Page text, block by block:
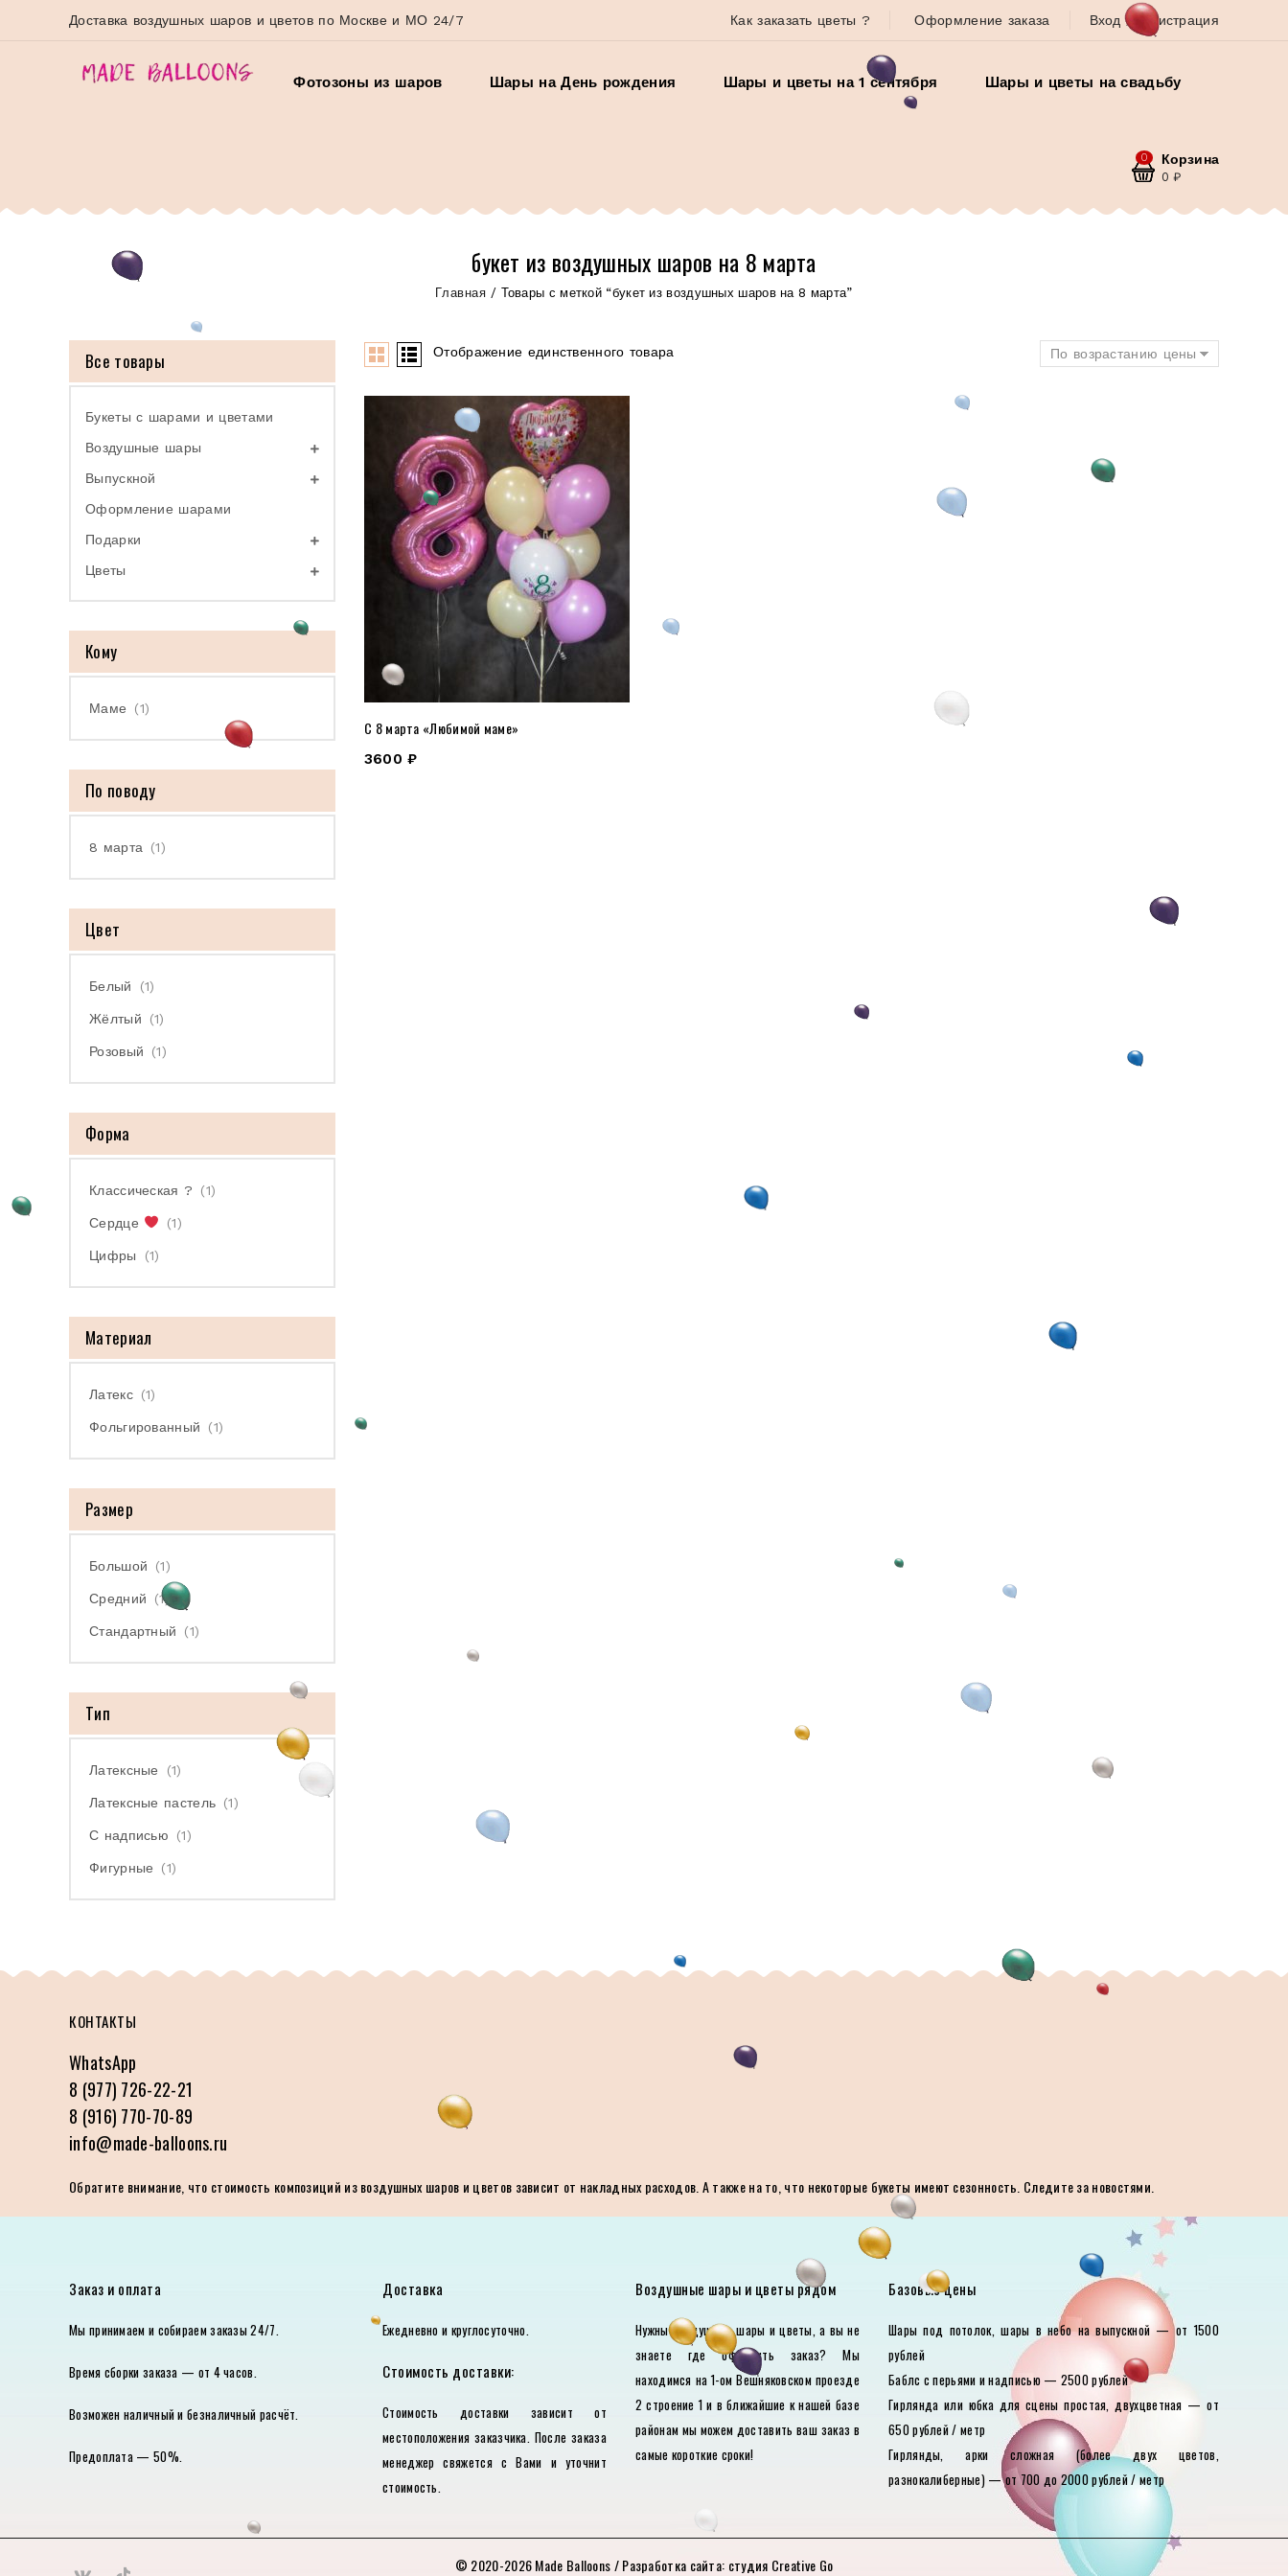
Доставка воздушных шаров и цветов по Москве и МО 24/7 Как заказать цветы ? Оформление заказа Вход / Регистрация
Фотозоны из шаров Шары на День рождения Шары и цветы на 1 сентября Шары и цветы на свадьбу
Корзина
0
0₽
букет из воздушных шаров на 8 марта
Главная / Товары с меткой “букет из воздушных шаров на 8 марта”
Отображение единственного товара По возрастанию цены
С 8 марта «Любимой маме»
3600 ₽
Все товары
Букеты с шарами и цветами
Воздушные шары
Выпускной
Оформление шарами
Подарки
Цветы
Кому
Маме (1)
По поводу
8 марта (1)
Цвет
Белый (1)
Жёлтый (1)
Розовый (1)
Форма
Классическая ? (1)
Сердце (1)
Цифры (1)
Материал
Латекс (1)
Фольгированный (1)
Размер
Большой (1)
Средний (1)
Стандартный (1)
Тип
Латексные (1)
Латексные пастель (1)
С надписью (1)
Фигурные (1)
КОНТАКТЫ
WhatsApp
8 (977) 726-22-21
8 (916) 770-70-89
info@made-balloons.ru
Обратите внимание, что стоимость композиций из воздушных шаров и цветов зависит от накладных расходов. А также на то, что некоторые букеты имеют сезонность. Следите за новостями.
Заказ и оплата
Мы принимаем и собираем заказы 24/7.
Время сборки заказа — от 4 часов.
Возможен наличный и безналичный расчёт.
Предоплата — 50%.
Доставка
Ежедневно и круглосуточно.
Стоимость доставки:
Стоимость доставки зависит от
местоположения заказчика. После заказа
менеджер свяжется с Вами и уточнит
стоимость.
Воздушные шары и цветы рядом
Нужны воздушные шары и цветы, а вы не
знаете где оформить заказ? Мы
находимся на 1-ом Вешняковском проезде
2 строение 1 и в ближайшие к нашей базе
районам мы можем доставить ваш заказ в
самые короткие сроки!
Базовые цены
Шары под потолок, шары в небо на выпускной — от 1500
рублей
Баблс с перьями и надписью — 2500 рублей
Гирлянда или юбка для сцены простая, двухцветная — от
650 рублей / метр
Гирлянды, арки сложная (более двух цветов,
разнокалиберные) — от 700 до 2000 рублей / метр
© 2020-2026Made Balloons/ Разработка сайта: студия Creative Go